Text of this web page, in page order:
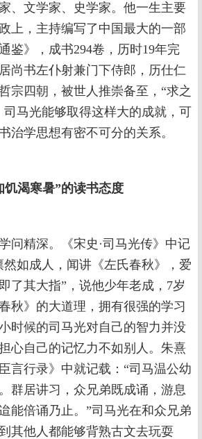
、文学家、史学家。他一生主要
上，主持编写了中国最大的一部
鉴》，成书294卷，历时19年完
尚书左仆射兼门下侍郎，历仕仁
宗四朝，被世人推崇备至，“求之
司马光能够取得这样大的成就，可
治学思想有密不可分的关系。
饥渴寒暑”的读书态度
问精深。《宋史·司马光传》中记
然如成人，闻讲《左氏春秋》，爱
了其大指”，说他少年老成，7岁
秋》的大道理，拥有很强的学习
时候的司马光对自己的智力并没
心自己的记忆力不如别人。朱熹
言行录》中就记载：“司马温公幼
群居讲习，众兄弟既成诵，游息
能倍诵乃止。”司马光在和众兄弟
其他人都能够背熟古文去玩耍